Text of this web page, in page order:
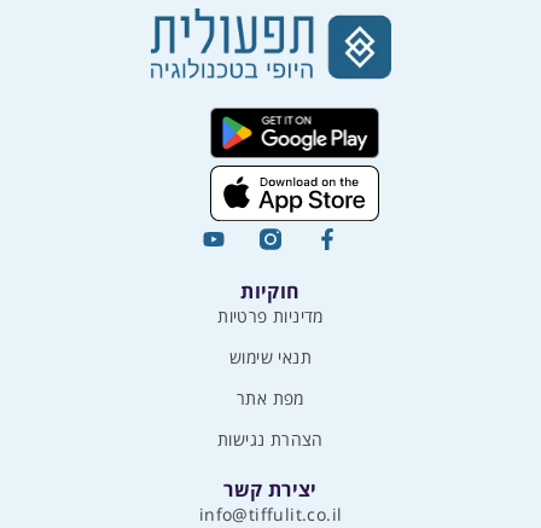
חוקיות
מדיניות פרטיות
תנאי שימוש
מפת אתר
הצהרת נגישות
יצירת קשר
info@tiffulit.co.il